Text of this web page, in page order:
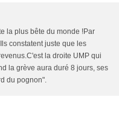
la plus bête du monde !Par
constatent juste que les
la droite UMP qui
la grève aura duré 8 jours, ses
du pognon".